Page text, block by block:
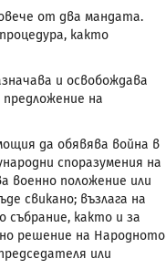
от два мандата.
както
и освобождава
на
да обявява война в
споразумения на
военно положение или
свикано; възлага на
както и за
решение на Народното
или